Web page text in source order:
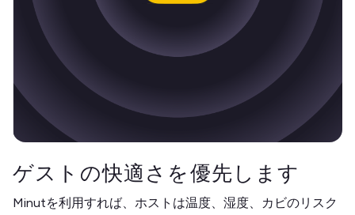
ゲストの快適さを優先します
Minutを利用すれば、ホストは温度、湿度、カビのリスク